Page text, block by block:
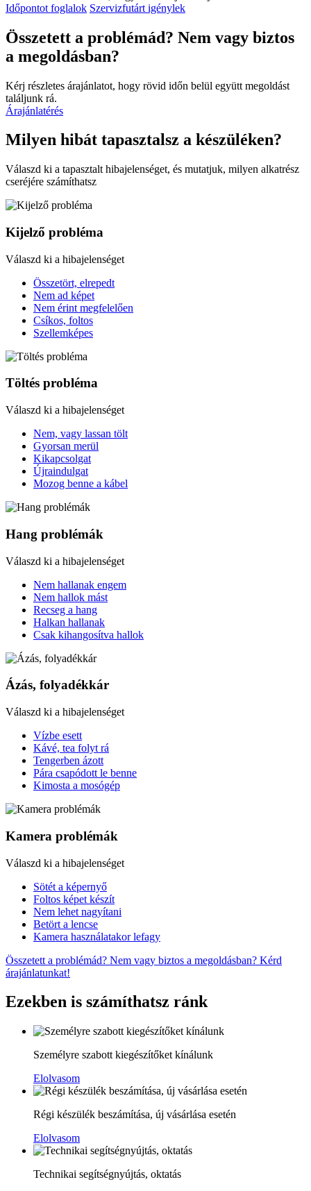
Időpontot foglalok Szervizfutárt igénylek
Összetett a problémád? Nem vagy biztos
a megoldásban?
Kérj részletes árajánlatot, hogy rövid időn belül együtt megoldást
találjunk rá.
Árajánlatérés
Milyen hibát tapasztalsz a készüléken?
Válaszd ki a tapasztalt hibajelenséget, és mutatjuk, milyen alkatrész
cseréjére számíthatsz
Kijelző probléma
Válaszd ki a hibajelenséget
Összetört, elrepedt
Nem ad képet
Nem érint megfelelően
Csíkos, foltos
Szellemképes
Töltés probléma
Válaszd ki a hibajelenséget
Nem, vagy lassan tölt
Gyorsan merül
Kikapcsolgat
Újraindulgat
Mozog benne a kábel
Hang problémák
Válaszd ki a hibajelenséget
Nem hallanak engem
Nem hallok mást
Recseg a hang
Halkan hallanak
Csak kihangosítva hallok
Ázás, folyadékkár
Válaszd ki a hibajelenséget
Vízbe esett
Kávé, tea folyt rá
Tengerben ázott
Pára csapódott le benne
Kimosta a mosógép
Kamera problémák
Válaszd ki a hibajelenséget
Sötét a képernyő
Foltos képet készít
Nem lehet nagyítani
Betört a lencse
Kamera használatakor lefagy
Összetett a problémád? Nem vagy biztos a megoldásban? Kérd
árajánlatunkat!
Ezekben is számíthatsz ránk
Személyre szabott kiegészítőket kínálunk
Elolvasom
Régi készülék beszámítása, új vásárlása esetén
Elolvasom
Technikai segítségnyújtás, oktatás